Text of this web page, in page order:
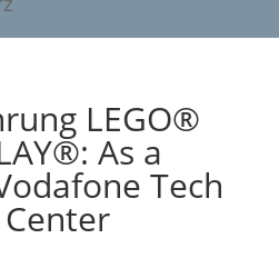
LEGO®
As a
Tech